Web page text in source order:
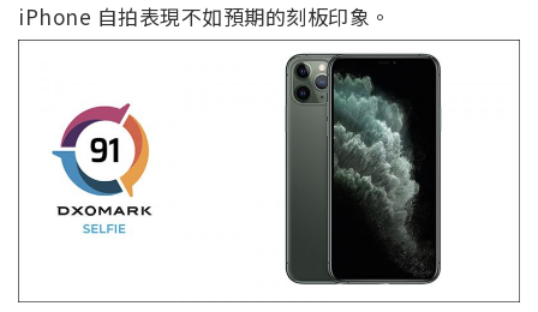
iPhone 自拍表現不如預期的刻板印象。